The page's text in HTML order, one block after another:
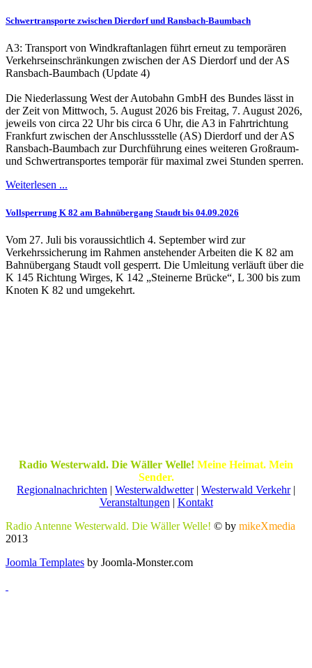
Schwertransporte zwischen Dierdorf und Ransbach-Baumbach
A3: Transport von Windkraftanlagen führt erneut zu temporären
Verkehrseinschränkungen zwischen der AS Dierdorf und der AS
Ransbach-Baumbach (Update 4)
Die Niederlassung West der Autobahn GmbH des Bundes lässt in
der Zeit von Mittwoch, 5. August 2026 bis Freitag, 7. August 2026,
jeweils von circa 22 Uhr bis circa 6 Uhr, die A3 in Fahrtrichtung
Frankfurt zwischen der Anschlussstelle (AS) Dierdorf und der AS
Ransbach-Baumbach zur Durchführung eines weiteren Großraum-
und Schwertransportes temporär für maximal zwei Stunden sperren.
Weiterlesen ...
Vollsperrung K 82 am Bahnübergang Staudt bis 04.09.2026
Vom 27. Juli bis voraussichtlich 4. September wird zur
Verkehrssicherung im Rahmen anstehender Arbeiten die K 82 am
Bahnübergang Staudt voll gesperrt. Die Umleitung verläuft über die
K 145 Richtung Wirges, K 142 „Steinerne Brücke“, L 300 bis zum
Knoten K 82 und umgekehrt.
Radio Westerwald. Die Wäller Welle! Meine Heimat. Mein
Sender.
Regionalnachrichten | Westerwaldwetter| Westerwald Verkehr|
Veranstaltungen | Kontakt
Radio Antenne Westerwald. Die Wäller Welle! © by mikeXmedia
2013
Joomla Templates by Joomla-Monster.com